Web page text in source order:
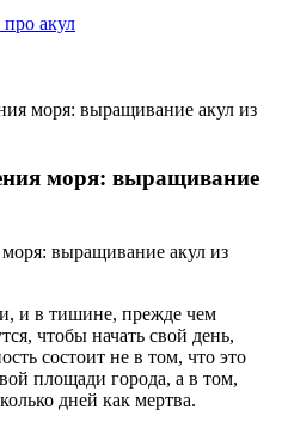
акул
моря: выращивание акул из
моря: выращивание
и в тишине, прежде чем
чтобы начать свой день,
состоит не в том, что это
площади города, а в том,
дней как мертва.